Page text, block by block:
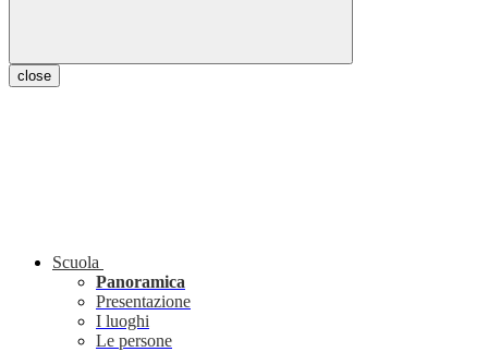
close
Scuola
Panoramica
Presentazione
I luoghi
Le persone